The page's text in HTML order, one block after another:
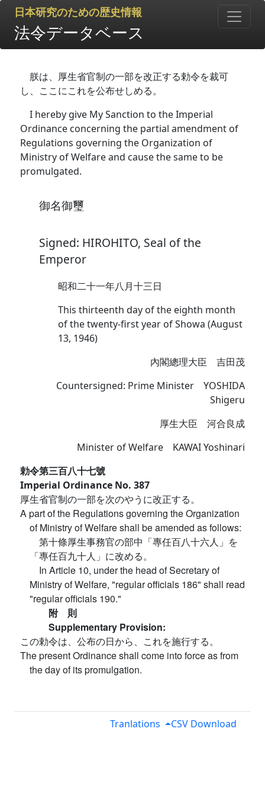
日本研究のための歴史情報
法令データベース
朕は、厚生省官制の一部を改正する勅令を裁可
し、ここにこれを公布せしめる。
I hereby give My Sanction to the Imperial
Ordinance concerning the partial amendment of
Regulations governing the Organization of
Ministry of Welfare and cause the same to be
promulgated.
御名御璽
Signed: HIROHITO, Seal of the
Emperor
昭和二十一年八月十三日
This thirteenth day of the eighth month
of the twenty-first year of Showa (August
13, 1946)
內閣總理大臣 吉田茂
Countersigned: Prime Minister YOSHIDA
Shigeru
厚生大臣 河合良成
Minister of Welfare KAWAI Yoshinari
勅令第三百八十七號
Imperial Ordinance No. 387
厚生省官制の一部を次のやうに改正する。
A part of the Regulations governing the Organization
of Ministry of Welfare shall be amended as follows:
第十條厚生事務官の部中「專任百八十六人」を
「專任百九十人」に改める。
In Article 10, under the head of Secretary of
Ministry of Welfare, "regular officials 186" shall read
"regular officials 190."
附 則
Supplementary Provision:
この勅令は、公布の日から、これを施行する。
The present Ordinance shall come into force as from
the day of its promulgation.
Tranlations CSV Download